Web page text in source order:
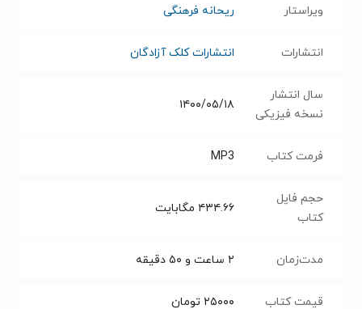
ویراستار ریحانه فرهنگی
انتشارات انتشارات کلک آزادگان
سال انتشار
نسخه فیزیکی
۱۴۰۰/۰۵/۱۸
فرمت کتاب MP3
حجم فایل
کتاب
۴۳۴.۶۶ مگابایت
مدت‌زمان ۲ ساعت و ۵۰ دقیقه
قیمت کتاب ۲۵۰۰۰ تومان